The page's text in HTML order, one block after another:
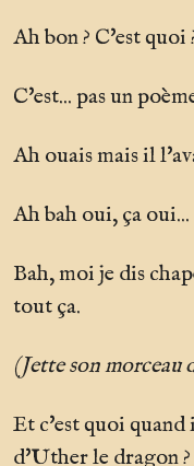
Ah bon ? C'est quoi
C'est... pas un
Ah ouais mais il
Ah bah oui, ça oui...
Bah, moi je dis
tout ça.
(Jette son morceau
Et c'est quoi quand
d'Uther le dragon ?